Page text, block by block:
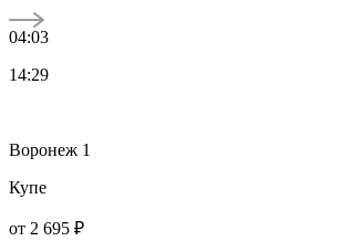
04:03
14:29
Воронеж 1
Купе
от 2 695 ₽